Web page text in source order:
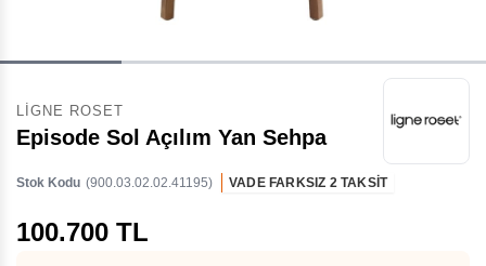
LIGNE ROSET
Episode Sol Açılım Yan Sehpa
Stok Kodu (900.03.02.02.41195) VADE FARKSIZ 2 TAKSİT
100.700 TL